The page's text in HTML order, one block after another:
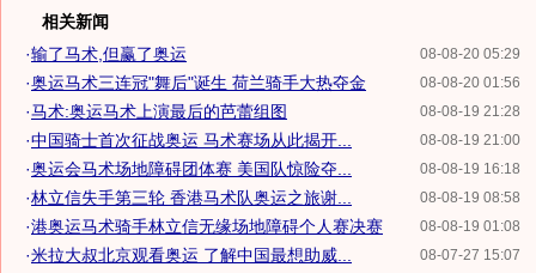
相关新闻
08-08-20 05:29
·输了马术,但赢了奥运
08-08-20 01:56
·奥运马术三连冠"舞后"诞生 荷兰骑手大热夺金
08-08-19 21:28
·马术:奥运马术上演最后的芭蕾组图
08-08-19 21:00
·中国骑士首次征战奥运 马术赛场从此揭开...
08-08-19 16:18
·奥运会马术场地障碍团体赛 美国队惊险夺...
08-08-19 08:58
·林立信失手第三轮 香港马术队奥运之旅谢...
08-08-19 01:08
·港奥运马术骑手林立信无缘场地障碍个人赛决赛
08-07-27 15:07
·米拉大叔北京观看奥运 了解中国最想助威...